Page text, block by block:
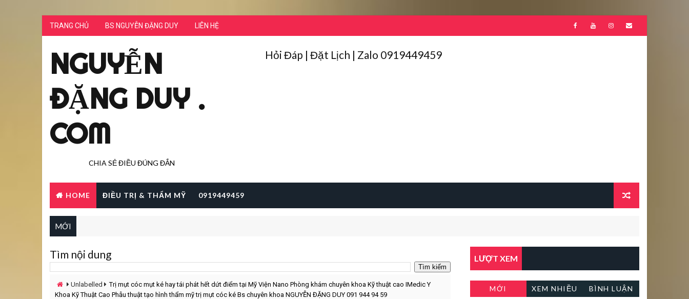
TRANG CHỦ BS NGUYỄN ĐẶNG DUY LIÊN HỆ
NGUYỄN
ĐẶNG DUY .
COM
CHIA SẺ ĐIỀU ĐÚNG ĐẮN
Hỏi Đáp | Đặt Lịch | Zalo 0919449459
HOME ĐIỀU TRỊ & THẨM MỸ 0919449459
MỚI
Tìm nội dung
Unlabelled
Trị mụt cóc mụt ké hay tái phát hết dứt điểm tại Mỹ Viện Nano Phòng khám chuyên khoa Kỹ thuật cao IMedic Y
Khoa Kỹ Thuật Cao Phẫu thuật tạo hình thẩm mỹ trị mụt cóc ké Bs chuyên khoa NGUYỄN ĐẶNG DUY 091 944 94 59
LƯỢT XEM
MỚI XEM NHIỀU BÌNH LUẬN